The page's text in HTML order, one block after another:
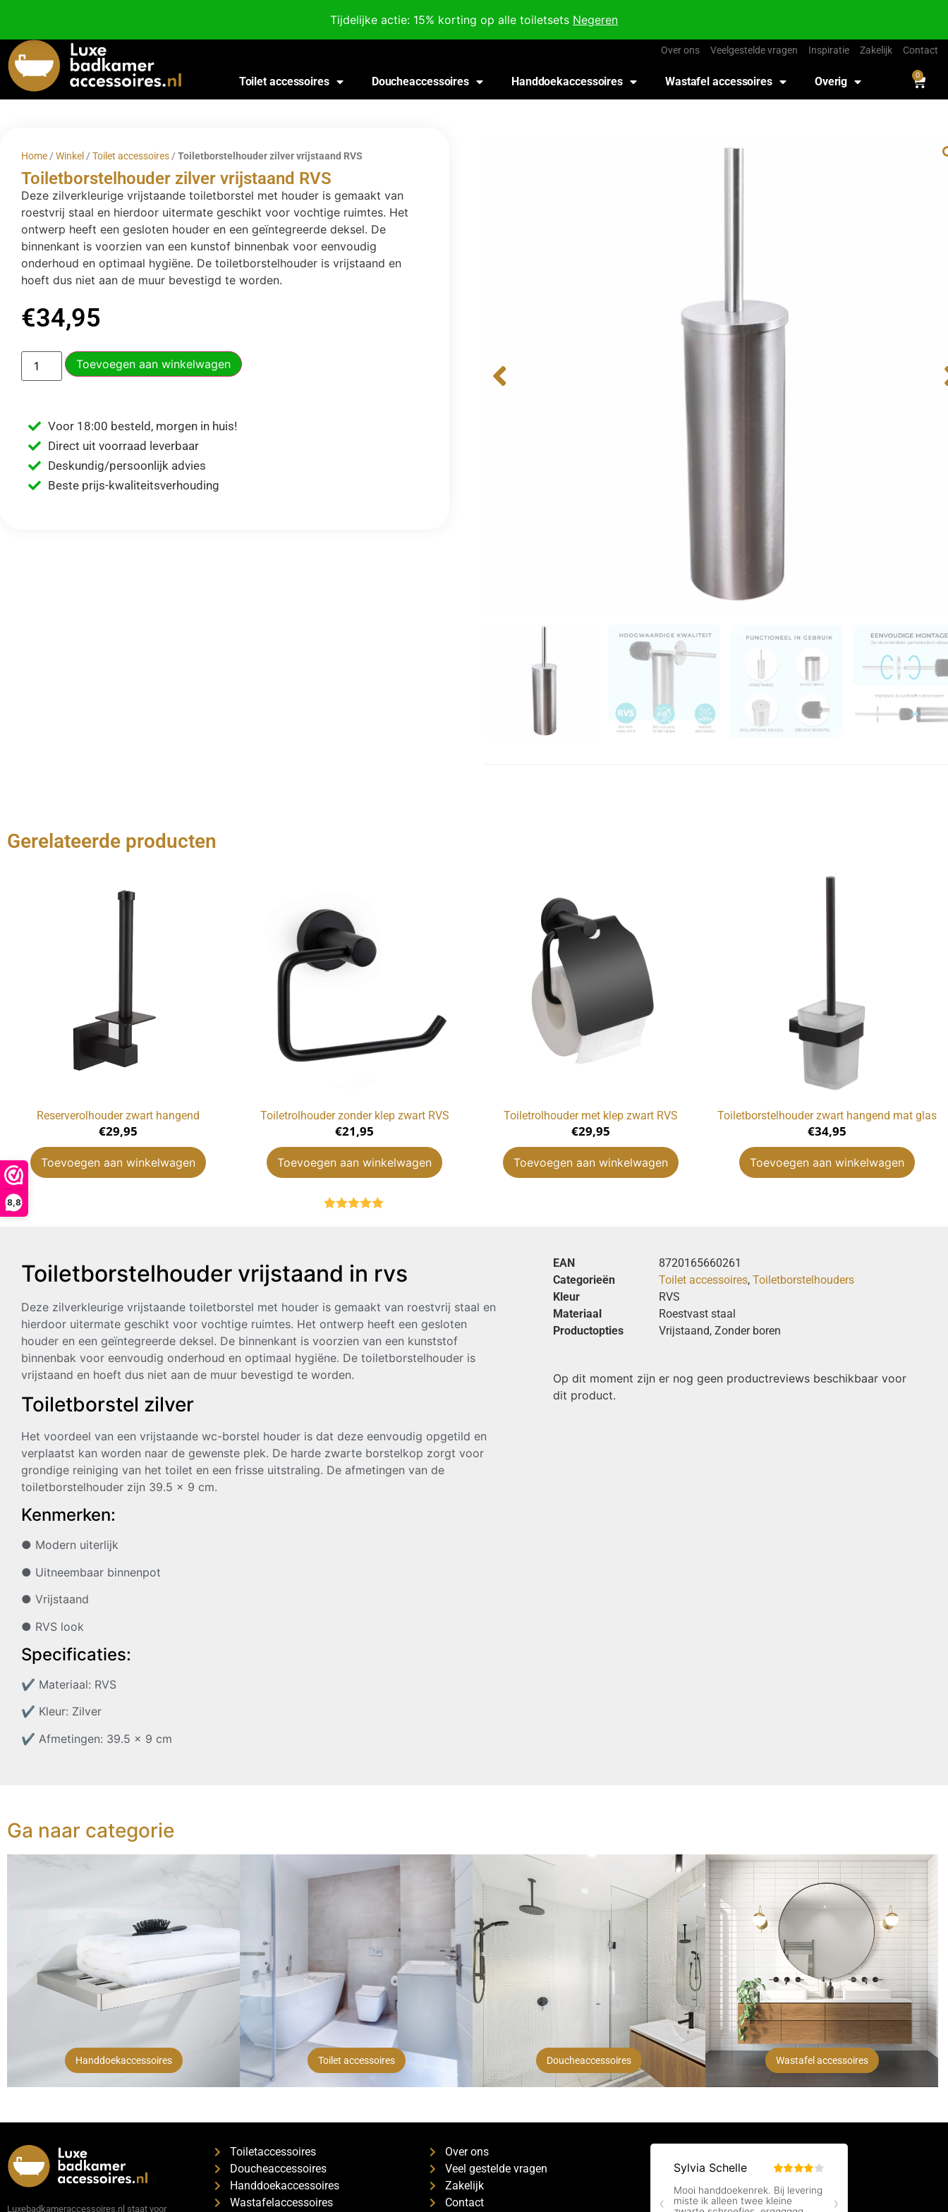
8,8
Tijdelijke actie: 15% korting op alle toiletsets Negeren
Voor 18:00 besteld, morgen in huis!
Over ons Veelgestelde vragen Inspiratie Zakelijk Contact
Toilet accessoires Doucheaccessoires Handdoekaccessoires Wastafel accessoires Overig 0
Home/ Winkel / Toilet accessoires/ Toiletborstelhouder zilver vrijstaand RVS
Toiletborstelhouder zilver vrijstaand RVS
Deze zilverkleurige vrijstaande toiletborstel met houder is gemaakt van
roestvrij staal en hierdoor uitermate geschikt voor vochtige ruimtes. Het
ontwerp heeft een gesloten houder en een geïntegreerde deksel. De
binnenkant is voorzien van een kunstof binnenbak voor eenvoudig
onderhoud en optimaal hygiëne. De toiletborstelhouder is vrijstaand en
hoeft dus niet aan de muur bevestigd te worden.
€34,95
Toevoegen aan winkelwagen
Voor 18:00 besteld, morgen in huis!
Direct uit voorraad leverbaar
Deskundig/persoonlijk advies
Beste prijs-kwaliteitsverhouding
Gerelateerde producten
Reserverolhouder zwart hangend
€29,95
Toevoegen aan winkelwagen
Toiletrolhouder zonder klep zwart RVS
€21,95
Toevoegen aan winkelwagen
Toiletrolhouder met klep zwart RVS
€29,95
Toevoegen aan winkelwagen
Toiletborstelhouder zwart hangend mat glas
€34,95
Toevoegen aan winkelwagen
Toiletborstelhouder vrijstaand in rvs
Deze zilverkleurige vrijstaande toiletborstel met houder is gemaakt van roestvrij staal en
hierdoor uitermate geschikt voor vochtige ruimtes. Het ontwerp heeft een gesloten
houder en een geïntegreerde deksel. De binnenkant is voorzien van een kunststof
binnenbak voor eenvoudig onderhoud en optimaal hygiëne. De toiletborstelhouder is
vrijstaand en hoeft dus niet aan de muur bevestigd te worden.
Toiletborstel zilver
Het voordeel van een vrijstaande wc-borstel houder is dat deze eenvoudig opgetild en
verplaatst kan worden naar de gewenste plek. De harde zwarte borstelkop zorgt voor
grondige reiniging van het toilet en een frisse uitstraling. De afmetingen van de
toiletborstelhouder zijn 39.5 x 9 cm.
Kenmerken:
● Modern uiterlijk
● Uitneembaar binnenpot
● Vrijstaand
● RVS look
Specificaties:
✔ Materiaal: RVS
✔ Kleur: Zilver
✔ Afmetingen: 39.5 x 9 cm
EAN
8720165660261
Categorieën
Toilet accessoires, Toiletborstelhouders
Kleur
RVS
Materiaal
Roestvast staal
Productopties
Vrijstaand, Zonder boren
Op dit moment zijn er nog geen productreviews beschikbaar voor
dit product.
Ga naar categorie
Handdoekaccessoires Toilet accessoires Doucheaccessoires Wastafel accessoires
Luxebadkameraccessoires.nl staat voor
Toiletaccessoires
Doucheaccessoires
Handdoekaccessoires
Wastafelaccessoires
Over ons
Veel gestelde vragen
Zakelijk
Contact